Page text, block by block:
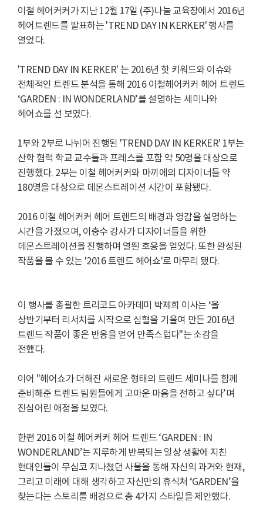
이철 헤어커커가 지난 12월 17일 (주)나눌 교육장에서 2016년
헤어트렌드를 발표하는 'TREND DAY IN KERKER' 행사를
열었다.
'TREND DAY IN KERKER' 는 2016년 핫 키워드와 이슈와
전체적인 트렌드 분석을 통해 2016 이철헤어커커 헤어 트렌드
‘GARDEN : IN WONDERLAND’를 설명하는 세미나와
헤어쇼를 선 보였다.
1부와 2부로 나뉘어 진행된 'TREND DAY IN KERKER' 1부는
산학 협력 학교 교수들과 프레스를 포함 약 50명을 대상으로
진행했다. 2부는 이철 헤어커커와 마끼에의 디자이너들 약
180명을 대상으로 데몬스트레이션 시간이 포함됐다.
2016 이철 헤어커커 헤어 트렌드의 배경과 영감을 설명하는
시간을 가졌으며, 이충수 강사가 디자이너들을 위한
데몬스트레이션을 진행하며 열띈 호응을 얻었다. 또한 완성된
작품을 볼 수 있는 '2016 트렌드 헤어쇼'로 마무리 됐다.
이 행사를 총괄한 트리코드 아카데미 박제희 이사는 ‘올
상반기부터 리서치를 시작으로 심혈을 기울여 만든 2016년
트렌드 작품이 좋은 반응을 얻어 만족스럽다"는 소감을
전했다.
이어 "헤어쇼가 더해진 새로운 형태의 트렌드 세미나를 함께
준비해준 트렌드 팀원들에게 고마운 마음을 전하고 싶다’며
진심어린 애정을 보였다.
한편 2016 이철 헤어커커 헤어 트렌드 ‘GARDEN : IN
WONDERLAND’는 지루하게 반복되는 일상 생활에 지친
현대인들이 무심코 지나쳤던 사물을 통해 자신의 과거와 현재,
그리고 미래에 대해 생각하고 자신만의 휴식처 ‘GARDEN’을
찾는다는 스토리를 배경으로 총 4가지 스타일을 제안했다.